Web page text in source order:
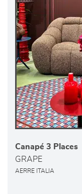
Canapé 3 Places
GRAPE
AERRE ITALIA